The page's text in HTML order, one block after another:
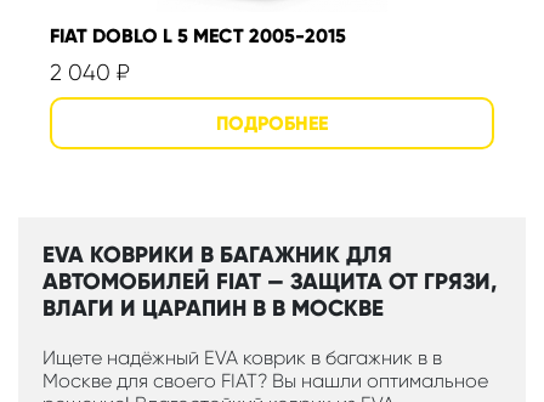
FIAT DOBLO L 5 МЕСТ 2005-2015
2 040 ₽
EVA КОВРИКИ В БАГАЖНИК ДЛЯ
АВТОМОБИЛЕЙ FIAT — ЗАЩИТА ОТ ГРЯЗИ,
ВЛАГИ И ЦАРАПИН В В МОСКВЕ
Ищете надёжный EVA коврик в багажник в в
Москве для своего FIAT? Вы нашли оптимальное